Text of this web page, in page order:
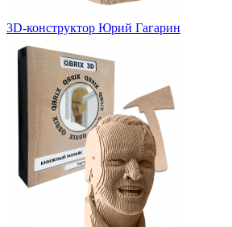
3D-конструктор Юрий Гагарин